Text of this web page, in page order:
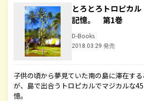
とろとろトロピカ
記憶。 第1巻
D-Books
2018.03.29 発売
子供の頃から夢見ていた南の島に滞在す
が、島で出合うトロピカルでマジカルな
憶。